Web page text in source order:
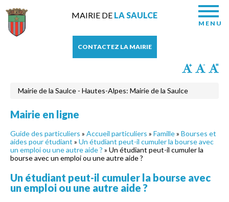
MAIRIE DE LA SAULCE
MENU
CONTACTEZ LA MAIRIE
Mairie de la Saulce - Hautes-Alpes: Mairie de la Saulce
Mairie en ligne
Guide des particuliers » Accueil particuliers » Famille» Bourses et
aides pour étudiant » Un étudiant peut-il cumuler la bourse avec
un emploi ou une autre aide ? » Un étudiant peut-il cumuler la
bourse avec un emploi ou une autre aide ?
Un étudiant peut-il cumuler la bourse avec
un emploi ou une autre aide ?